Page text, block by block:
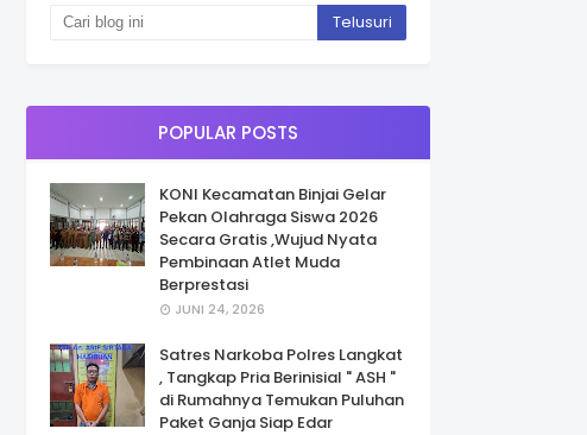
POPULAR POSTS
KONI Kecamatan Binjai Gelar
Pekan Olahraga Siswa 2026
Secara Gratis ,Wujud Nyata
Pembinaan Atlet Muda
Berprestasi
JUNI 24, 2026
Satres Narkoba Polres Langkat
, Tangkap Pria Berinisial " ASH "
di Rumahnya Temukan Puluhan
Paket Ganja Siap Edar